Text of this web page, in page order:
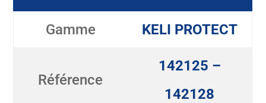
Gamme KELI PROTECT
Référence
142125 –
142128